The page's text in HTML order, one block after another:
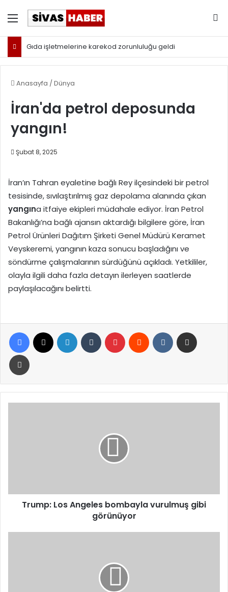
Menü
Gıda işletmelerine karekod zorunluluğu geldi
Anasayfa / Dünya
İran'da petrol deposunda
yangın!
Şubat 8, 2025
İran’ın Tahran eyaletine bağlı Rey ilçesindeki bir petrol
tesisinde, sıvılaştırılmış gaz depolama alanında çıkan
yangına itfaiye ekipleri müdahale ediyor. İran Petrol
Bakanlığı’na bağlı ajansın aktardığı bilgilere göre, İran
Petrol Ürünleri Dağıtım Şirketi Genel Müdürü Keramet
Veyskeremi, yangının kaza sonucu başladığını ve
söndürme çalışmalarının sürdüğünü açıkladı. Yetkililer,
olayla ilgili daha fazla detayın ilerleyen saatlerde
paylaşılacağını belirtti.
Facebook LinkedIn Tumblr Pinterest Reddit VKontakte
Yazdır
Trump: Los Angeles bombayla vurulmuş gibi
görünüyor